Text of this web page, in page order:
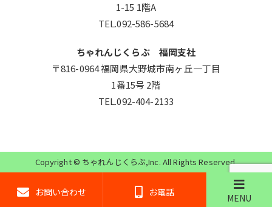
1-15 1階A
TEL.092-586-5684
ちゃれんじくらぶ 福岡支社
〒816-0964 福岡県大野城市南ヶ丘一丁目
1番15号 2階
TEL.092-404-2133
Copyright © ちゃれんじくらぶ,Inc. All Rights Reserved.
お問い合わせ お電話 MENU